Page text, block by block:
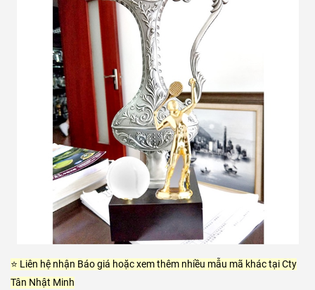
⭐ Liên hệ nhận Báo giá hoặc xem thêm nhiều mẫu mã khác tại Cty
Tân Nhật Minh